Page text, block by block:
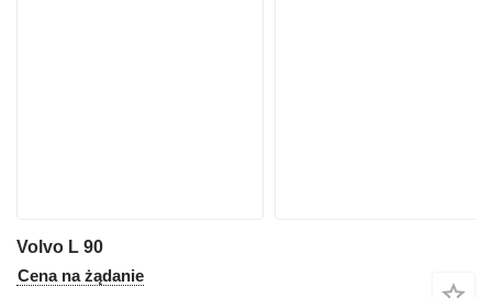
Volvo L 90
Cena na żądanie